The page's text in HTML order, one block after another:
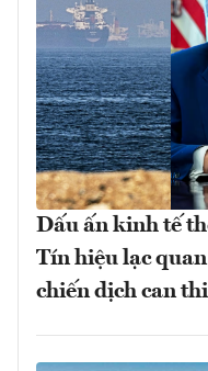
Dấu ấn kinh tế
Tín hiệu lạc
chiến dịch can